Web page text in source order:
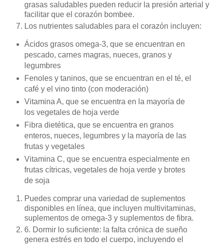
grasas saludables pueden reducir la presión arterial y
facilitar que el corazón bombee.
Los nutrientes saludables para el corazón incluyen:
Ácidos grasos omega-3, que se encuentran en
pescado, carnes magras, nueces, granos y
legumbres
Fenoles y taninos, que se encuentran en el té, el
café y el vino tinto (con moderación)
Vitamina A, que se encuentra en la mayoría de
los vegetales de hoja verde
Fibra dietética, que se encuentra en granos
enteros, nueces, legumbres y la mayoría de las
frutas y vegetales
Vitamina C, que se encuentra especialmente en
frutas cítricas, vegetales de hoja verde y brotes
de soja
Puedes comprar una variedad de suplementos
disponibles en línea, que incluyen multivitaminas,
suplementos de omega-3 y suplementos de fibra.
6. Dormir lo suficiente: la falta crónica de sueño
genera estrés en todo el cuerpo, incluyendo el